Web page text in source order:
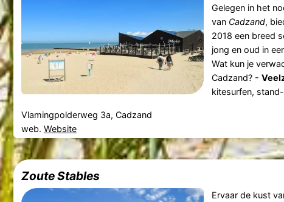
Gelegen in het
van Cadzand,
2018 een breed
jong en oud in
Wat kun je
Cadzand? -
kitesurfen,
Vlamingpolderweg 3a, Cadzand
web. Website
Zoute Stables
Ervaar de kust